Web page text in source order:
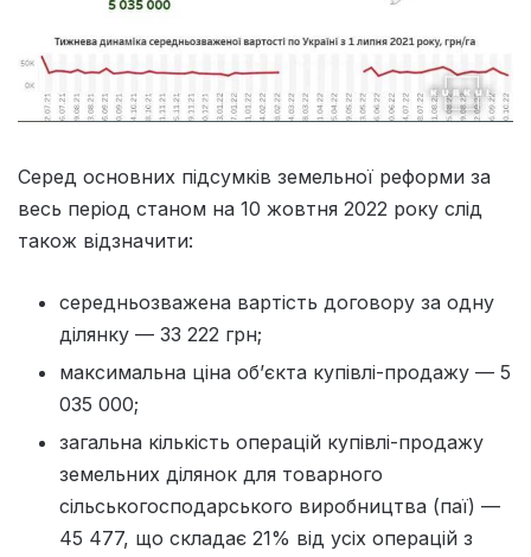
Серед основних підсумків земельної реформи за
весь період станом на 10 жовтня 2022 року слід
також відзначити:
середньозважена вартість договору за одну
ділянку — 33 222 грн;
максимальна ціна об’єкта купівлі-продажу — 5
035 000;
загальна кількість операцій купівлі-продажу
земельних ділянок для товарного
сільськогосподарського виробництва (паї) —
45 477, що складає 21% від усіх операцій з